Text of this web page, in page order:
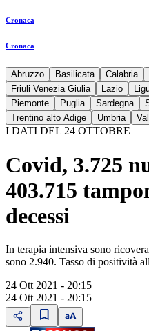
Cronaca
Cronaca
Abruzzo Basilicata Calabria
Friuli Venezia Giulia
Lazio
Piemonte
Puglia Sardegna
Trentino alto Adige
Umbria
I DATI DEL 24 OTTOBRE
Covid, 3.725
403.715
decessi
In terapia intensiva sono
sono 2.940. Tasso di positività
24 Ott 2021 - 20:15
24 Ott 2021 - 20:15